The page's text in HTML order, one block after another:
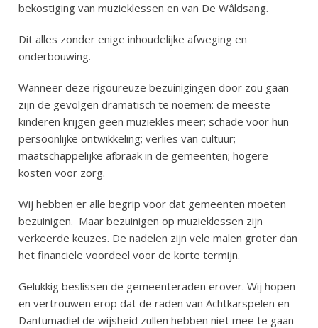
bekostiging van muzieklessen en van De Wâldsang.
Dit alles zonder enige inhoudelijke afweging en
onderbouwing.
Wanneer deze rigoureuze bezuinigingen door zou gaan
zijn de gevolgen dramatisch te noemen: de meeste
kinderen krijgen geen muziekles meer; schade voor hun
persoonlijke ontwikkeling; verlies van cultuur;
maatschappelijke afbraak in de gemeenten; hogere
kosten voor zorg.
Wij hebben er alle begrip voor dat gemeenten moeten
bezuinigen. Maar bezuinigen op muzieklessen zijn
verkeerde keuzes. De nadelen zijn vele malen groter dan
het financiële voordeel voor de korte termijn.
Gelukkig beslissen de gemeenteraden erover. Wij hopen
en vertrouwen erop dat de raden van Achtkarspelen en
Dantumadiel de wijsheid zullen hebben niet mee te gaan